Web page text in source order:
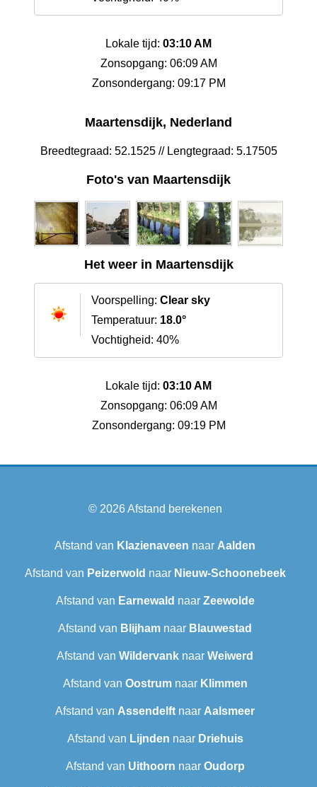
Lokale tijd: 03:10 AM
Zonsopgang: 06:09 AM
Zonsondergang: 09:17 PM
Maartensdijk, Nederland
Breedtegraad: 52.1525 // Lengtegraad: 5.17505
Foto's van Maartensdijk
Het weer in Maartensdijk
Voorspelling: Clear sky
Temperatuur: 18.0°
Vochtigheid: 40%
Lokale tijd: 03:10 AM
Zonsopgang: 06:09 AM
Zonsondergang: 09:19 PM
© 2026Afstand berekenen
Afstand van Klazienaveen naar Aalden
Afstand van Peizerwold naar Nieuw-Schoonebeek
Afstand van Earnewald naar Zeewolde
Afstand van Blijham naar Blauwestad
Afstand van Wildervank naar Weiwerd
Afstand van Oostrumnaar Klimmen
Afstand van Assendelft naar Aalsmeer
Afstand van Lijnden naar Driehuis
Afstand van Uithoorn naar Oudorp